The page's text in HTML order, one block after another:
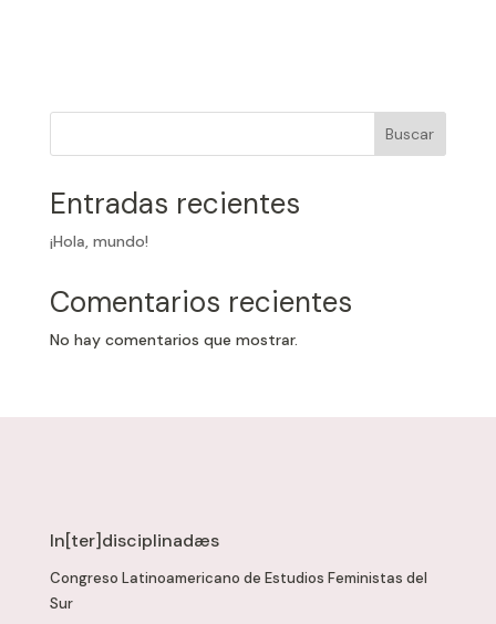
Buscar
Entradas recientes
¡Hola, mundo!
Comentarios recientes
No hay comentarios que mostrar.
In[ter]disciplinadæs
Congreso Latinoamericano de Estudios Feministas del
Sur